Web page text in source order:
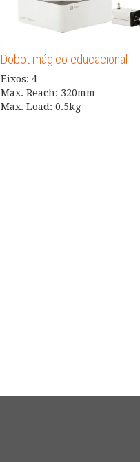
Dobot mágico educacional
Eixos: 4
Max. Reach: 320mm
Max. Load: 0.5kg